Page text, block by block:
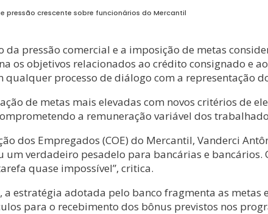
pressão crescente sobre funcionários do Mercantil
pressão comercial e a imposição de metas
os objetivos relacionados ao crédito consignado e
processo de diálogo com a representação
de metas mais elevadas com novos critérios de
a remuneração variável dos
dos Empregados (COE) do Mercantil, Vanderci
um verdadeiro pesadelo para bancárias e
quase impossível”, critica.
estratégia adotada pelo banco fragmenta as
para o recebimento dos bônus previstos nos